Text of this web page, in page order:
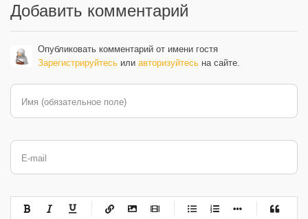
Добавить комментарий
Опубликовать комментарий от имени гостя
Зарегистрируйтесь или авторизуйтесь на сайте.
Имя (обязательное поле)
E-mail